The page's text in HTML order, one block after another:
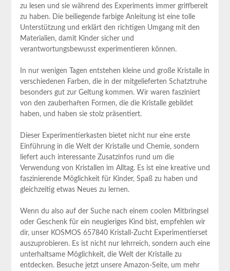
zu lesen und sie während‍ des Experiments ‍immer ​griffbereit
zu haben. Die beiliegende farbige Anleitung ist eine tolle
Unterstützung und‍ erklärt⁣ den richtigen Umgang‌ mit‍ den⁣
Materialien, damit Kinder sicher und
verantwortungsbewusst experimentieren‌ können.
In nur wenigen⁢ Tagen entstehen kleine ‍und ⁢große Kristalle in
verschiedenen Farben, die‍ in ‌der mitgelieferten Schatztruhe
besonders ⁢gut zur Geltung kommen. Wir ‍waren‌ fasziniert
von den zauberhaften Formen,⁢ die‍ die Kristalle gebildet‌
haben, und haben⁢ sie ‍stolz präsentiert.
Dieser ⁢Experimentierkasten bietet nicht nur eine ⁤erste
Einführung ​in die⁣ Welt der Kristalle und⁢ Chemie,​ sondern
liefert auch interessante ⁤Zusatzinfos rund um die
Verwendung⁢ von⁣ Kristallen im Alltag. Es ist eine kreative‍ und
faszinierende Möglichkeit für Kinder, Spaß zu haben und
⁣gleichzeitig‍ etwas Neues zu⁢ lernen.
Wenn du also auf der Suche‍ nach einem coolen Mitbringsel
oder Geschenk ‌für ein neugieriges Kind bist, empfehlen wir
dir, unser KOSMOS 657840 Kristall-Zucht Experimentierset
auszuprobieren. ‌Es​ ist nicht nur lehrreich, sondern auch ⁤eine
unterhaltsame Möglichkeit, die Welt der​ Kristalle ⁤zu
entdecken. Besuche jetzt unsere Amazon-Seite, um mehr